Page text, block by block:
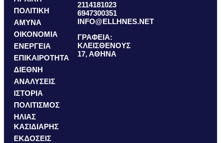
ΠΟΛΙΤΙΚΗ
ΑΜΥΝΑ
ΟΙΚΟΝΟΜΙΑ
ΕΝΕΡΓΕΙΑ
ΕΠΙΚΑΙΡΟΤΗΤΑ
ΔΙΕΘΝΗ
ΑΝΑΛΥΣΕΙΣ
ΙΣΤΟΡΙΑ
ΠΟΛΙΤΙΣΜΟΣ
ΗΛΙΑΣ
ΚΑΣΙΔΙΑΡΗΣ
ΕΚΔΟΣΕΙΣ
2114181023
6947300351
INFO@ELLHNES.NET
ΓΡΑΦΕΙΑ:
ΚΛΕΙΣΘΕΝΟΥΣ
17, ΑΘΗΝΑ